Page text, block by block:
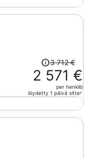
nyt
Hinta
oli
3 712 €,
hinta
nyt
3 712 €
2 571 €
per henkilö
löydetty 1 päivä sitten